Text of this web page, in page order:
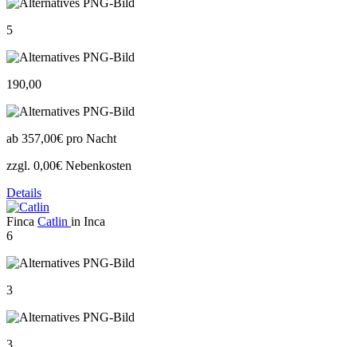
5
190,00
ab 357,00€ pro Nacht
zzgl. 0,00€ Nebenkosten
Details
Finca Catlin in Inca
6
3
3